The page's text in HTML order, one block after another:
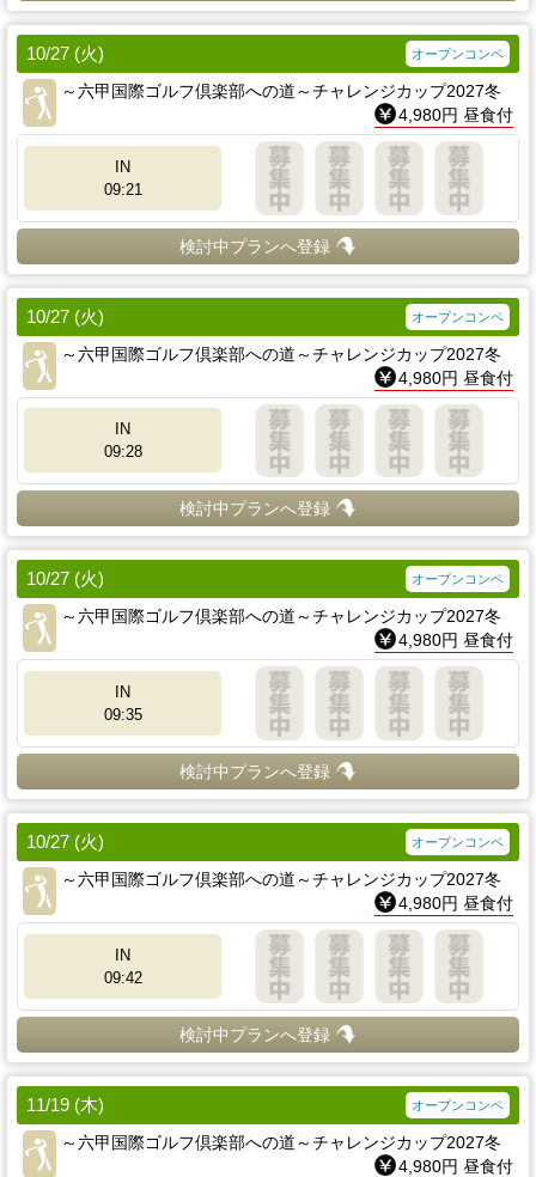
10/27 (火) オープンコンペ
～六甲国際ゴルフ倶楽部への道～チャレンジカップ2027冬
4,980円 昼食付
IN
09:21
検討中プランへ登録
10/27 (火) オープンコンペ
～六甲国際ゴルフ倶楽部への道～チャレンジカップ2027冬
4,980円 昼食付
IN
09:28
検討中プランへ登録
10/27 (火) オープンコンペ
～六甲国際ゴルフ倶楽部への道～チャレンジカップ2027冬
4,980円 昼食付
IN
09:35
検討中プランへ登録
10/27 (火) オープンコンペ
～六甲国際ゴルフ倶楽部への道～チャレンジカップ2027冬
4,980円 昼食付
IN
09:42
検討中プランへ登録
11/19 (木) オープンコンペ
～六甲国際ゴルフ倶楽部への道～チャレンジカップ2027冬
4,980円 昼食付